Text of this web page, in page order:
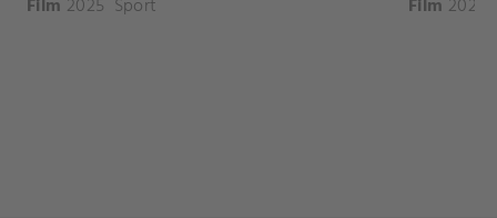
Film 2025 Sport Film 2026